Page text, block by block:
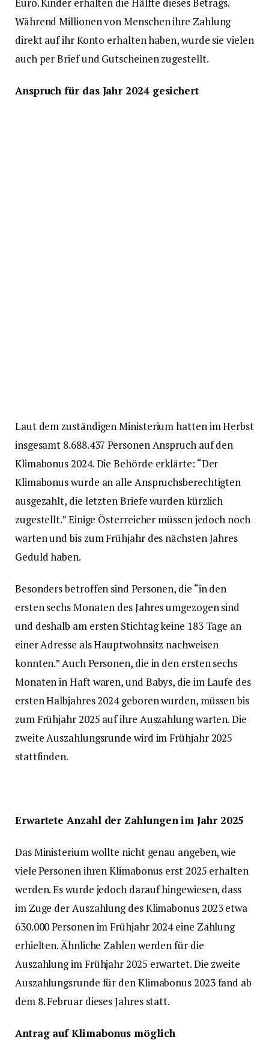
Euro. Kinder erhalten die Hälfte dieses Betrags.
Während Millionen von Menschen ihre Zahlung
direkt auf ihr Konto erhalten haben, wurde sie vielen
auch per Brief und Gutscheinen zugestellt.
Anspruch für das Jahr 2024 gesichert
Laut dem zuständigen Ministerium hatten im Herbst
insgesamt 8.688.437 Personen Anspruch auf den
Klimabonus 2024. Die Behörde erklärte: “Der
Klimabonus wurde an alle Anspruchsberechtigten
ausgezahlt, die letzten Briefe wurden kürzlich
zugestellt.” Einige Österreicher müssen jedoch noch
warten und bis zum Frühjahr des nächsten Jahres
Geduld haben.
Besonders betroffen sind Personen, die “in den
ersten sechs Monaten des Jahres umgezogen sind
und deshalb am ersten Stichtag keine 183 Tage an
einer Adresse als Hauptwohnsitz nachweisen
konnten.” Auch Personen, die in den ersten sechs
Monaten in Haft waren, und Babys, die im Laufe des
ersten Halbjahres 2024 geboren wurden, müssen bis
zum Frühjahr 2025 auf ihre Auszahlung warten. Die
zweite Auszahlungsrunde wird im Frühjahr 2025
stattfinden.
Erwartete Anzahl der Zahlungen im Jahr 2025
Das Ministerium wollte nicht genau angeben, wie
viele Personen ihren Klimabonus erst 2025 erhalten
werden. Es wurde jedoch darauf hingewiesen, dass
im Zuge der Auszahlung des Klimabonus 2023 etwa
630.000 Personen im Frühjahr 2024 eine Zahlung
erhielten. Ähnliche Zahlen werden für die
Auszahlung im Frühjahr 2025 erwartet. Die zweite
Auszahlungsrunde für den Klimabonus 2023 fand ab
dem 8. Februar dieses Jahres statt.
Antrag auf Klimabonus möglich